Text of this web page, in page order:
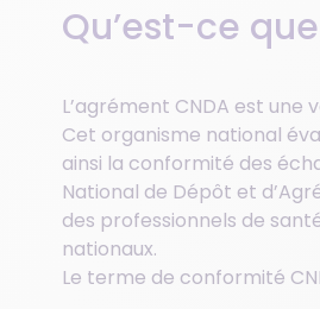
Qu’est-ce
L’agrément CNDA est
Cet organisme national
ainsi la conformité des
National de Dépôt et
des professionnels de
nationaux.
Le terme de conformité